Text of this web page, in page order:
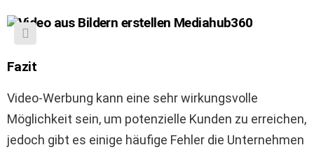
Fazit
Video-Werbung kann eine sehr wirkungsvolle
Möglichkeit sein, um potenzielle Kunden zu erreichen,
jedoch gibt es einige häufige Fehler die Unternehmen